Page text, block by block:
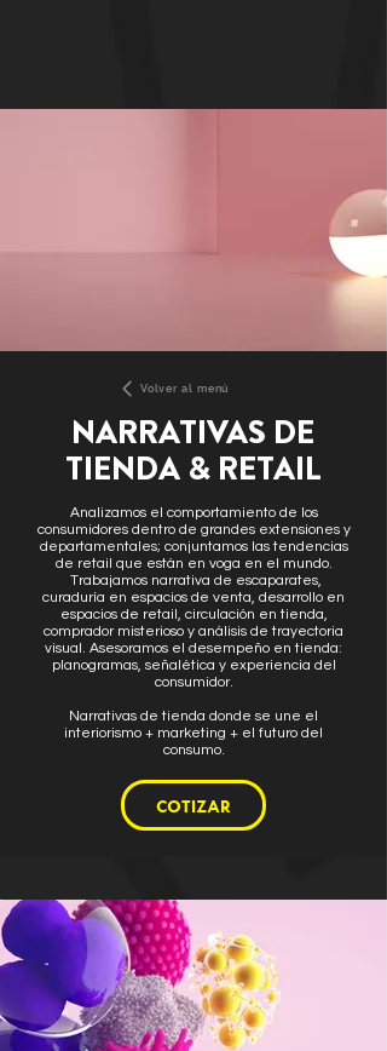
Volver al menú
NARRATIVAS DE
TIENDA & RETAIL
Analizamos el comportamiento de los
consumidores dentro de grandes extensiones y
departamentales; conjuntamos las tendencias
de retail que están en voga en el mundo.
Trabajamos narrativa de escaparates,
curaduría en espacios de venta, desarrollo en
espacios de retail, circulación en tienda,
comprador misterioso y análisis de trayectoria
visual. Asesoramos el desempeño en tienda:
planogramas, señalética y experiencia del
consumidor.
Narrativas de tienda donde se une el
interiorismo + marketing + el futuro del
consumo.
COTIZAR